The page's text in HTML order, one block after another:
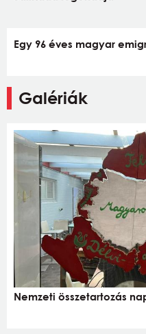
Egy 96 éves magyar
Galériák
Nemzeti összetartozás